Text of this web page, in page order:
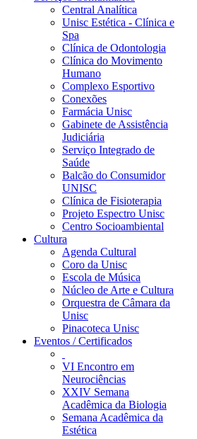
Central Analítica
Unisc Estética - Clínica e
Spa
Clínica de Odontologia
Clínica do Movimento
Humano
Complexo Esportivo
Conexões
Farmácia Unisc
Gabinete de Assistência
Judiciária
Serviço Integrado de
Saúde
Balcão do Consumidor
UNISC
Clínica de Fisioterapia
Projeto Espectro Unisc
Centro Socioambiental
Cultura
Agenda Cultural
Coro da Unisc
Escola de Música
Núcleo de Arte e Cultura
Orquestra de Câmara da
Unisc
Pinacoteca Unisc
Eventos / Certificados
VI Encontro em
Neurociências
XXIV Semana
Acadêmica da Biologia
Semana Acadêmica da
Estética